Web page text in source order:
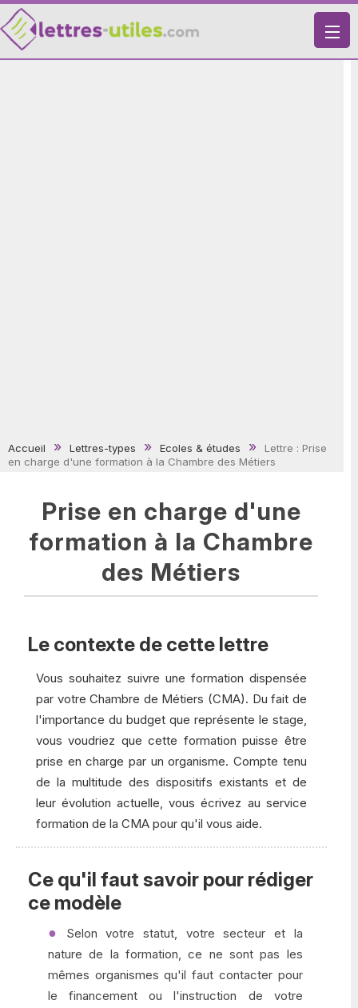
X
Accueil Lettres-types Ecoles & études
Lettre : Prise
en charge d'une formation à la Chambre des Métiers
Prise en charge d'une
formation à la Chambre
des Métiers
Le contexte de cette lettre
Vous souhaitez suivre une formation dispensée
par votre Chambre de Métiers (CMA). Du fait de
l'importance du budget que représente le stage,
vous voudriez que cette formation puisse être
prise en charge par un organisme. Compte tenu
de la multitude des dispositifs existants et de
leur évolution actuelle, vous écrivez au service
formation de la CMA pour qu'il vous aide.
Ce qu'il faut savoir pour rédiger
ce modèle
Selon votre statut, votre secteur et la
nature de la formation, ce ne sont pas les
mêmes organismes qu'il faut contacter pour
le financement ou l'instruction de votre